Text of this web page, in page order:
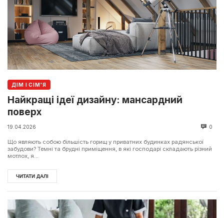
ДІМ І СІМ'Я
Найкращі ідеї дизайну: мансардний
поверх
19.04.2026 0
Що являють собою більшість горищ у приватних будинках радянської
забудови? Темні та брудні приміщення, в які господарі складають різний
мотлох, я...
ЧИТАТИ ДАЛІ